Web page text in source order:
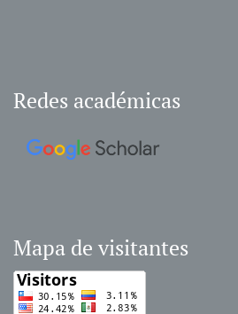
Redes académicas
Mapa de visitantes